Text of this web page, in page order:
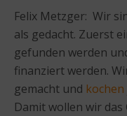
Felix Metzger: Wir
als gedacht. Zuerst
gefunden werden
finanziert werden.
gemacht und kochen
Damit wollen wir